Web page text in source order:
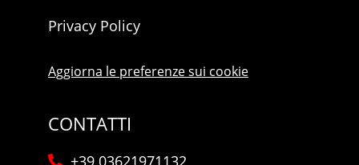
Privacy Policy
Aggiorna le preferenze sui cookie
CONTATTI
+39 03621971132